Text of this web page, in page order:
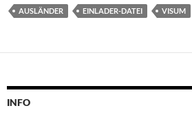
AUSLÄNDER EINLADER-DATEI VISUM
INFO